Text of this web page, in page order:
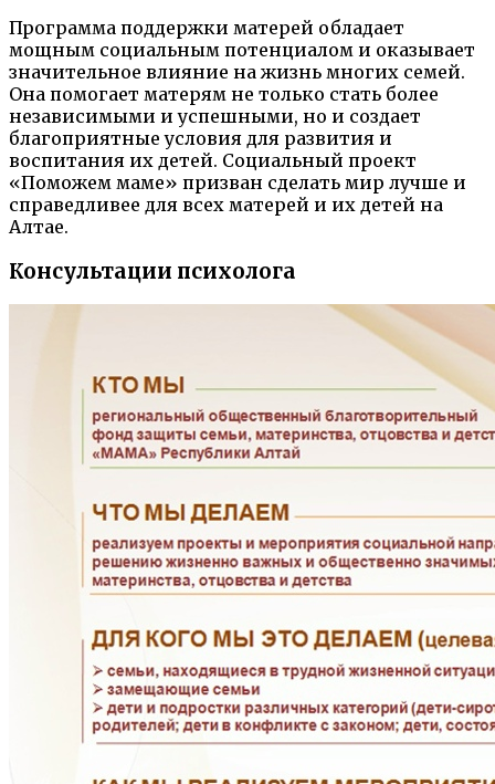
Программа поддержки матерей обладает
мощным социальным потенциалом и оказывает
значительное влияние на жизнь многих семей.
Она помогает матерям не только стать более
независимыми и успешными, но и создает
благоприятные условия для развития и
воспитания их детей. Социальный проект
«Поможем маме» призван сделать мир лучше и
справедливее для всех матерей и их детей на
Алтае.
Консультации психолога